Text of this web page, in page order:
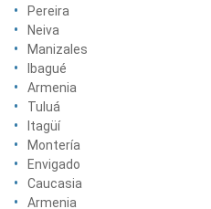
Pereira
Neiva
Manizales
Ibagué
Armenia
Tuluá
Itagüí
Montería
Envigado
Caucasia
Armenia